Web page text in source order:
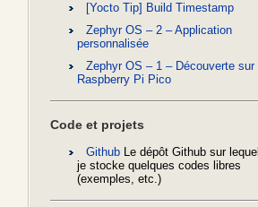
[Yocto Tip] Build Timestamp
Zephyr OS – 2 – Application
personnalisée
Zephyr OS – 1 – Découverte sur
Raspberry Pi Pico
Code et projets
Github Le dépôt Github sur lequel
je stocke quelques codes libres
(exemples, etc.)